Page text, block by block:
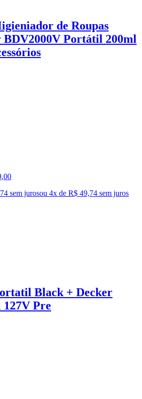
de Roupas
Portátil 200ml
,00
sem jurosou 4x de R$ 49,74 sem juros
Black + Decker
Pre